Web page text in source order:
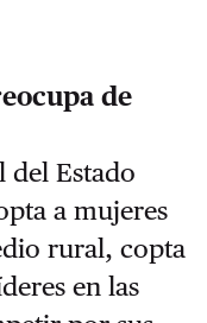
de
del Estado
a mujeres
rural, copta
en las